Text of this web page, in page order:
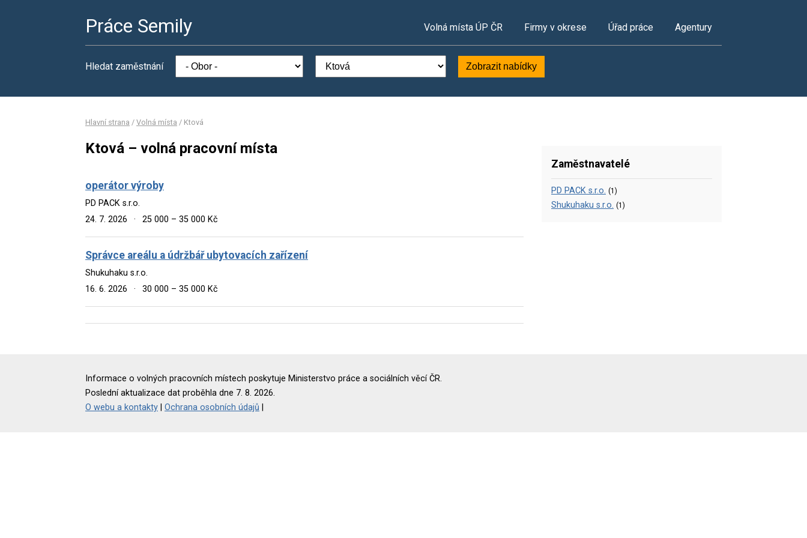
Práce Semily Volná místa ÚP ČR Firmy v okrese Úřad práce Agentury
Hledat zaměstnání Zobrazit nabídky
Hlavní strana / Volná místa / Ktová
Ktová – volná pracovní místa
operátor výroby
PD PACK s.r.o.
24. 7. 2026
· 25 000 – 35 000 Kč
Správce areálu a údržbář ubytovacích zařízení
Shukuhaku s.r.o.
16. 6. 2026
· 30 000 – 35 000 Kč
Zaměstnavatelé
PD PACK s.r.o. (1)
Shukuhaku s.r.o. (1)
Informace o volných pracovních místech poskytuje Ministerstvo práce a sociálních věcí ČR.
Poslední aktualizace dat proběhla dne 7. 8. 2026.
O webu a kontakty
Ochrana osobních údajů